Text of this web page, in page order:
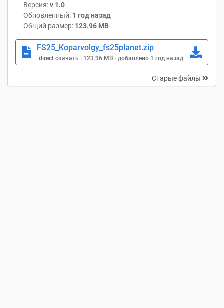
Версия:v 1.0
Обновленный: 1 год назад
Общий размер: 123.96 MB
FS25_Koparvolgy_fs25planet.zip
direct скачать · 123.96 MB · добавлено 1 год назад
Старые файлы